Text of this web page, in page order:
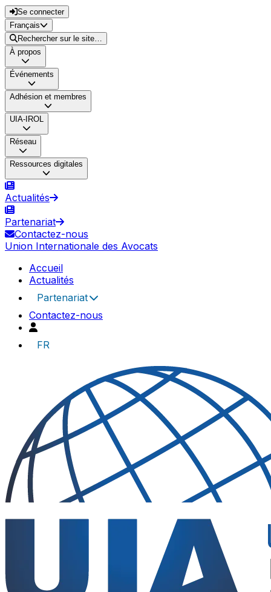
Se connecter
Français
Rechercher sur le site…
À propos
Événements
Adhésion et membres
UIA-IROL
Réseau
Ressources digitales
Actualités
Partenariat
Contactez-nous
Union Internationale des Avocats
Accueil
Actualités
Partenariat
Contactez-nous
FR